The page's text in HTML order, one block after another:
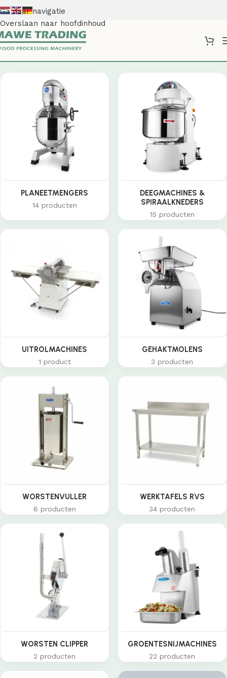
Ga naar navigatie
Overslaan naar hoofdinhoud
PLANEETMENGERS
14 producten
DEEGMACHINES &
SPIRAALKNEDERS
15 producten
UITROLMACHINES
1 product
GEHAKTMOLENS
3 producten
WORSTENVULLER
6 producten
WERKTAFELS RVS
34 producten
WORSTEN CLIPPER
2 producten
GROENTESNIJMACHINES
22 producten